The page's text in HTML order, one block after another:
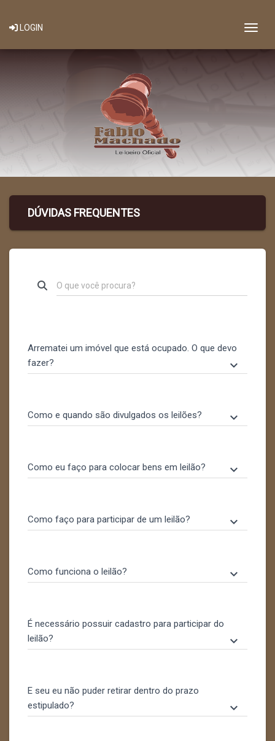
LOGIN
DÚVIDAS FREQUENTES
Arrematei um imóvel que está ocupado. O que devo
fazer?
keyboard_arrow_down
Como e quando são divulgados os leilões? keyboard_arrow_down
Como eu faço para colocar bens em leilão? keyboard_arrow_down
Como faço para participar de um leilão? keyboard_arrow_down
Como funciona o leilão? keyboard_arrow_down
É necessário possuir cadastro para participar do
leilão?
keyboard_arrow_down
E seu eu não puder retirar dentro do prazo
estipulado?
keyboard_arrow_down